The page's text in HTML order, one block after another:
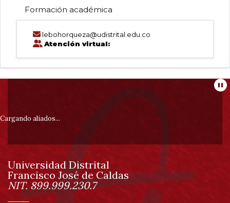
Formación académica
lebohorqueza@udistrital.edu.co
Atención virtual:
Información
pie
de
página
Cargando aliados...
Información
Universidad Distrital
Francisco José de Caldas
NIT. 899.999.230.7